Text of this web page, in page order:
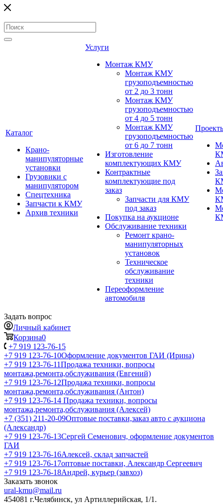
Каталог
Крано-
манипуляторные
установки
Грузовики с
манипулятором
Спецтехника
Запчасти к КМУ
Архив техники
Услуги
Монтаж КМУ
Монтаж КМУ
грузоподъемностью
от 2 до 3 тонн
Монтаж КМУ
грузоподъемностью
от 4 до 5 тонн
Монтаж КМУ
грузоподъемностью
от 6 до 7 тонн
Изготовление
комплектующих КМУ
Контрактные
комплектующие под
заказ
Запчасти для КМУ
под заказ
Покупка на аукционе
Обслуживание техники
Ремонт крано-
манипуляторных
установок
Техническое
обслуживание
техники
Переоформление
автомобиля
Задать вопрос
Личный кабинет
Корзина0
+7 919 123-76-15
+7 919 123-76-10Оформление документов ГАИ (Ирина)
+7 919 123-76-11Продажа техники, вопросы
монтажа,ремонта,обслуживания (Евгений)
+7 919 123-76-12Продажа техники, вопросы
монтажа,ремонта,обслуживания (Антон)
+7 919 123-76-14 Продажа техники, вопросы
монтажа,ремонта,обслуживания (Алексей)
+7 (351) 211-20-09Оптовые поставки,заказ авто с аукциона
(Александр)
+7 919 123-76-13Сергей Семенович, оформление документов
ГАИ
+7 919 123-76-16Алексей, склад запчастей
+7 919 123-76-17оптовые поставки, Александр Сергеевич
+7 919 123-76-18Андрей, курьер (завхоз)
Заказать звонок
ural-kmu@mail.ru
454081 г.Челябинск, ул Артиллерийская, 1/1.